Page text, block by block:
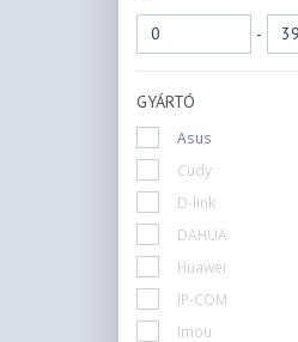
-
GYÁRTÓ
Asus
Cudy
D-link
DAHUA
Huawei
IP-COM
Imou